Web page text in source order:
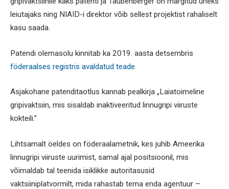
leiutajaks ning NIAID-i direktor võib sellest projektist rahaliselt
kasu saada.
Patendi olemasolu kinnitab ka 2019. aasta detsembris
föderaalses registris avaldatud teade.
Asjakohane patenditaotlus kannab pealkirja „Laiatoimeline
gripivaktsiin, mis sisaldab inaktiveeritud linnugripi viiruste
kokteili.”
Lihtsamalt öeldes on föderaalametnik, kes juhib Ameerika
linnugripi viiruste uurimist, samal ajal positsioonil, mis
võimaldab tal teenida isiklikke autoritasusid
vaktsiiniplatvormilt, mida rahastab tema enda agentuur –